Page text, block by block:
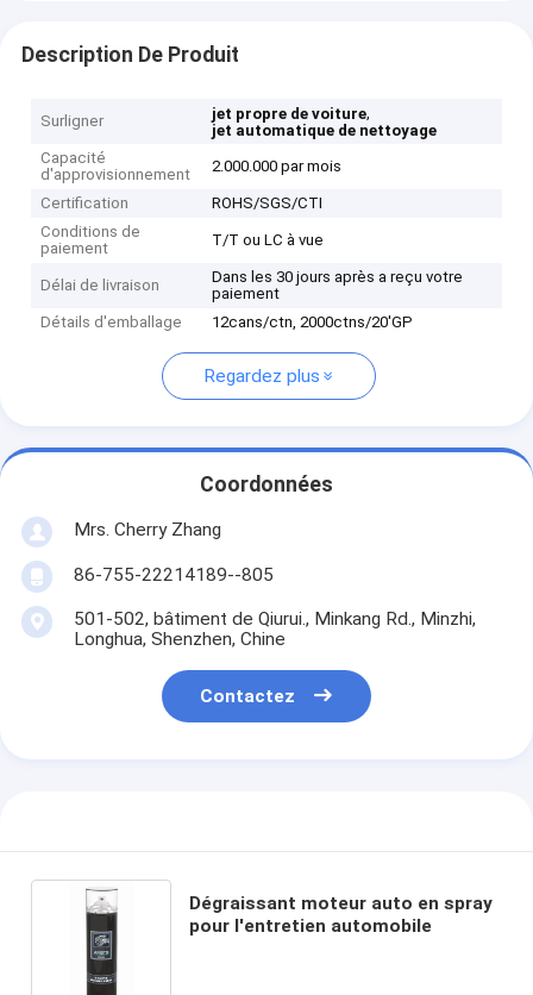
Description De Produit
Surligner jet propre de voiture,
jet automatique de nettoyage
Capacité
d'approvisionnement
2.000.000 par mois
Certification
ROHS/SGS/CTI
Conditions de
paiement
T/T ou LC à vue
Délai de livraison
Dans les 30 jours après a reçu votre
paiement
Détails d'emballage
12cans/ctn, 2000ctns/20'GP
Regardez plus
Coordonnées
Mrs. Cherry Zhang
86-755-22214189--805
501-502, bâtiment de Qiurui., Minkang Rd., Minzhi,
Longhua, Shenzhen, Chine
Contactez
Dégraissant moteur auto en spray
pour l'entretien automobile